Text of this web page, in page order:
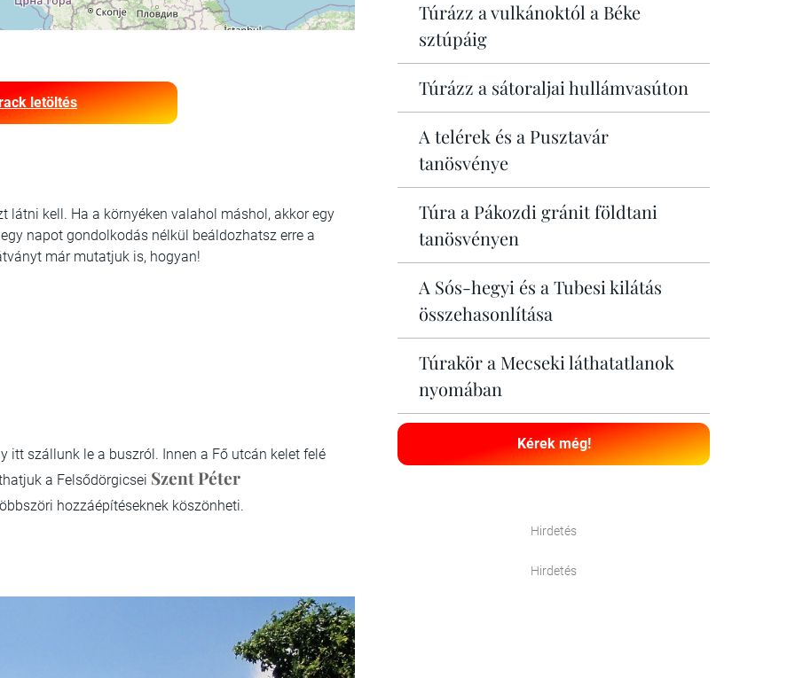
letöltés
látni kell. Ha a környéken valahol máshol, akkor egy
napot gondolkodás nélkül beáldozhatsz erre a
már mutatjuk is, hogyan!
itt szállunk le a buszról. Innen a Fő utcán kelet felé
a Felsődörgicsei Szent Péter
hozzáépítéseknek köszönheti.
Túrázz a vulkánoktól a Béke
sztúpáig
Túrázz a sátoraljai hullámvasúton
A telérek és a Pusztavár
tanösvénye
Túra a Pákozdi gránit földtani
tanösvényen
A Sós-hegyi és a Tubesi kilátás
összehasonlítása
Túrakör a Mecseki láthatatlanok
nyomában
Kérek még!
Hirdetés
Hirdetés